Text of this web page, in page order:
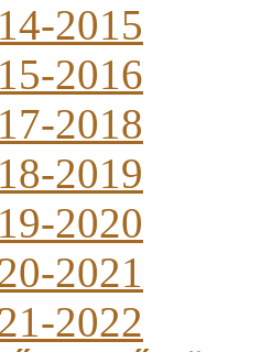
2015
2016
2018
2019
2020
2021
2022